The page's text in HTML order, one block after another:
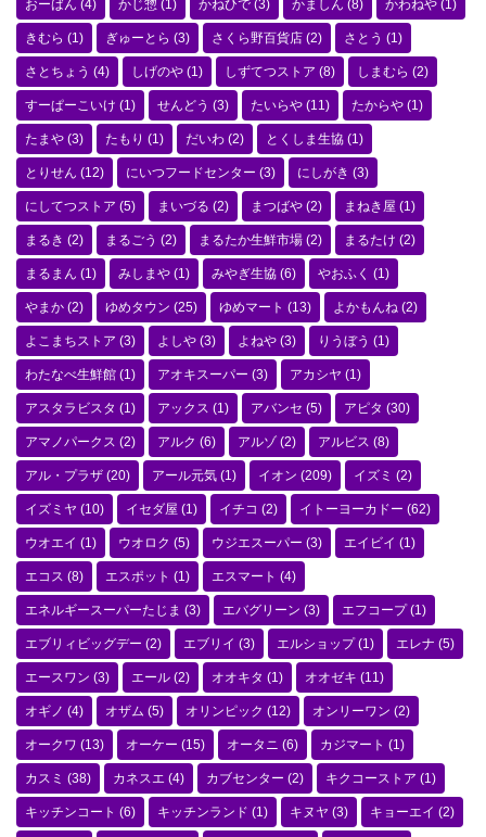
おーばん (4) かじ惣 (1) かねひで (3) かましん (8) かわねや (1)
きむら (1) ぎゅーとら (3) さくら野百貨店 (2) さとう (1)
さとちょう (4) しげのや (1) しずてつストア (8) しまむら (2)
すーぱーこいけ (1) せんどう (3) たいらや (11) たからや (1)
たまや (3) たもり (1) だいわ (2) とくしま生協 (1)
とりせん (12) にいつフードセンター (3) にしがき (3)
にしてつストア (5) まいづる (2) まつばや (2) まねき屋 (1)
まるき (2) まるごう (2) まるたか生鮮市場 (2) まるたけ (2)
まるまん (1) みしまや (1) みやぎ生協 (6) やおふく (1)
やまか (2) ゆめタウン (25) ゆめマート (13) よかもんね (2)
よこまちストア (3) よしや (3) よねや (3) りうぼう (1)
わたなべ生鮮館 (1) アオキスーパー (3) アカシヤ (1)
アスタラビスタ (1) アックス (1) アバンセ (5) アピタ (30)
アマノパークス (2) アルク (6) アルゾ(2) アルビス (8)
アル・プラザ (20) アール元気 (1) イオン (209) イズミ (2)
イズミヤ (10) イセダ屋 (1) イチコ (2) イトーヨーカドー (62)
ウオエイ (1) ウオロク (5) ウジエスーパー (3) エイビイ (1)
エコス (8) エスポット (1) エスマート (4)
エネルギースーパーたじま (3) エバグリーン (3) エフコープ(1)
エブリィビッグデー (2) エブリイ (3) エルショップ(1) エレナ (5)
エースワン (3) エール (2) オオキタ (1) オオゼキ (11)
オギノ (4) オザム (5) オリンピック (12) オンリーワン (2)
オークワ (13) オーケー (15) オータニ (6) カジマート (1)
カスミ (38) カネスエ (4) カブセンター (2) キクコーストア (1)
キッチンコート (6) キッチンランド (1) キヌヤ (3) キョーエイ (2)